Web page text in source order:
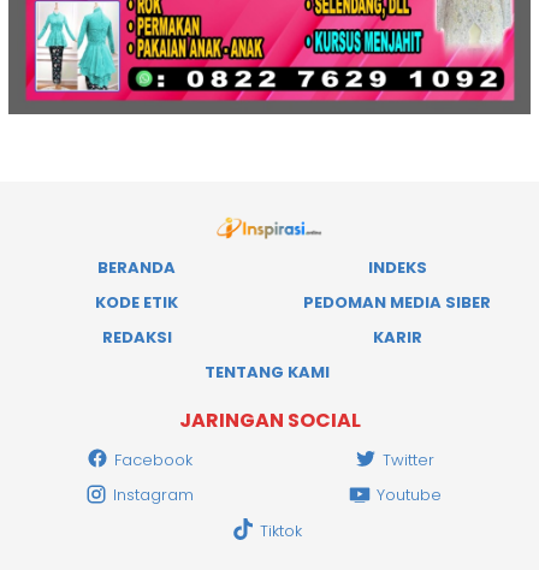
BERANDA
INDEKS
KODE ETIK
PEDOMAN MEDIA SIBER
REDAKSI
KARIR
TENTANG KAMI
JARINGAN SOCIAL
Facebook
Twitter
Instagram
Youtube
Tiktok